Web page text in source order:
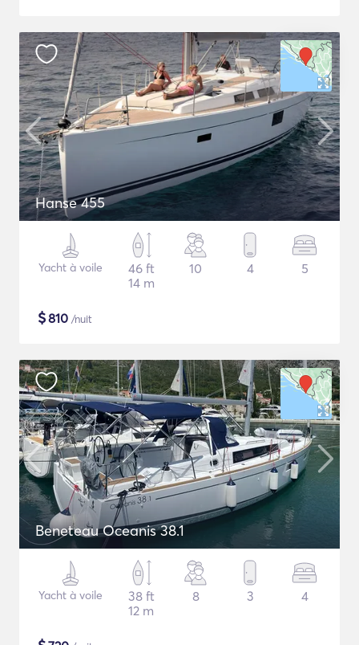
Hanse 455
Yacht à voile
46 ft
14 m
10 4 5
$810 /nuit
Beneteau Oceanis 38.1
Yacht à voile
38 ft
12 m
8 3 4